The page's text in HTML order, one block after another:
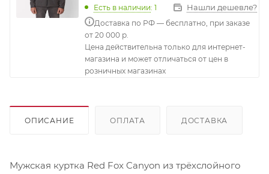
Есть в наличии: 1 Нашли дешевле?
Доставка по РФ — бесплатно, при заказе
от 20 000 р.
Цена действительна только для интернет-
магазина и может отличаться от цен в
розничных магазинах
ОПИСАНИЕ ОПЛАТА ДОСТАВКА
Мужская куртка Red Fox Canyon из трёхслойного